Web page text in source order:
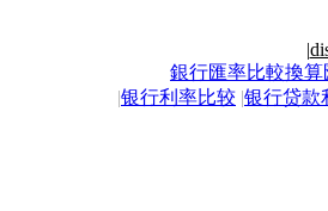
|
銀行匯率比較換算
|银行利率比较 |银行贷款